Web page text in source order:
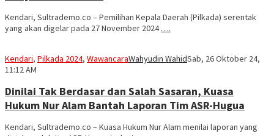
Kendari, Sultrademo.co – Pemilihan Kepala Daerah (Pilkada) serentak
yang akan digelar pada 27 November 2024….
Kendari, Pilkada 2024, WawancaraWahyudin WahidSab, 26 Oktober 24,
11:12 AM
Dinilai Tak Berdasar dan Salah Sasaran, Kuasa
Hukum Nur Alam Bantah Laporan Tim ASR-Hugua
Kendari, Sultrademo.co – Kuasa Hukum Nur Alam menilai laporan yang